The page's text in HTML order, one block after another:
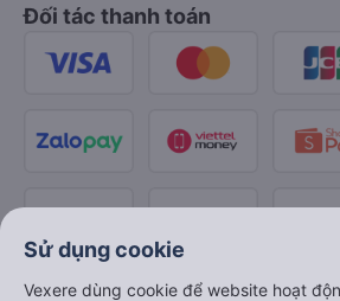
Đối tác thanh toán
Sử dụng cookie
Vexere dùng cookie để website hoạt